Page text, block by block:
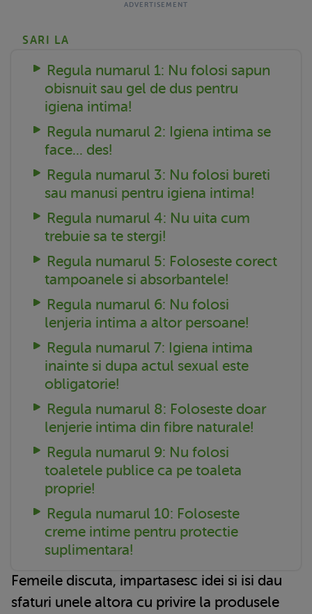
SARI LA
Regula numarul 1: Nu folosi sapun
obisnuit sau gel de dus pentru
igiena intima!
Regula numarul 2: Igiena intima se
face... des!
Regula numarul 3: Nu folosi bureti
sau manusi pentru igiena intima!
Regula numarul 4: Nu uita cum
trebuie sa te stergi!
Regula numarul 5: Foloseste corect
tampoanele si absorbantele!
Regula numarul 6: Nu folosi
lenjeria intima a altor persoane!
Regula numarul 7: Igiena intima
inainte si dupa actul sexual este
obligatorie!
Regula numarul 8: Foloseste doar
lenjerie intima din fibre naturale!
Regula numarul 9: Nu folosi
toaletele publice ca pe toaleta
proprie!
Regula numarul 10: Foloseste
creme intime pentru protectie
suplimentara!
Femeile discuta, impartasesc idei si isi dau
sfaturi unele altora cu privire la produsele